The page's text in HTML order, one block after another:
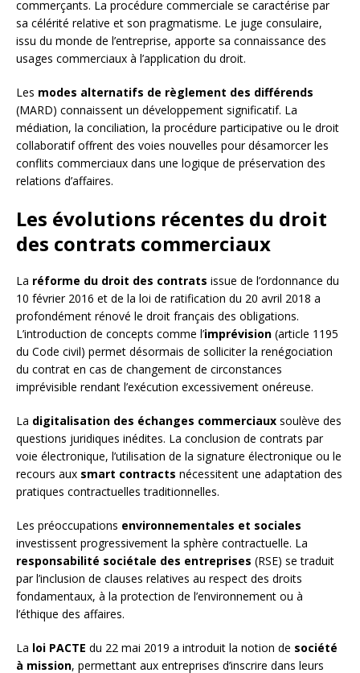
commerçants. La procédure commerciale se caractérise par
sa célérité relative et son pragmatisme. Le juge consulaire,
issu du monde de l’entreprise, apporte sa connaissance des
usages commerciaux à l’application du droit.
Les modes alternatifs de règlement des différends
(MARD) connaissent un développement significatif. La
médiation, la conciliation, la procédure participative ou le droit
collaboratif offrent des voies nouvelles pour désamorcer les
conflits commerciaux dans une logique de préservation des
relations d’affaires.
Les évolutions récentes du droit
des contrats commerciaux
La réforme du droit des contrats issue de l’ordonnance du
10 février 2016 et de la loi de ratification du 20 avril 2018 a
profondément rénové le droit français des obligations.
L’introduction de concepts comme l’imprévision (article 1195
du Code civil) permet désormais de solliciter la renégociation
du contrat en cas de changement de circonstances
imprévisible rendant l’exécution excessivement onéreuse.
La digitalisation des échanges commerciaux soulève des
questions juridiques inédites. La conclusion de contrats par
voie électronique, l’utilisation de la signature électronique ou le
recours aux smart contracts nécessitent une adaptation des
pratiques contractuelles traditionnelles.
Les préoccupations environnementales et sociales
investissent progressivement la sphère contractuelle. La
responsabilité sociétale des entreprises (RSE) se traduit
par l’inclusion de clauses relatives au respect des droits
fondamentaux, à la protection de l’environnement ou à
l’éthique des affaires.
La loi PACTE du 22 mai 2019 a introduit la notion de société
à mission, permettant aux entreprises d’inscrire dans leurs